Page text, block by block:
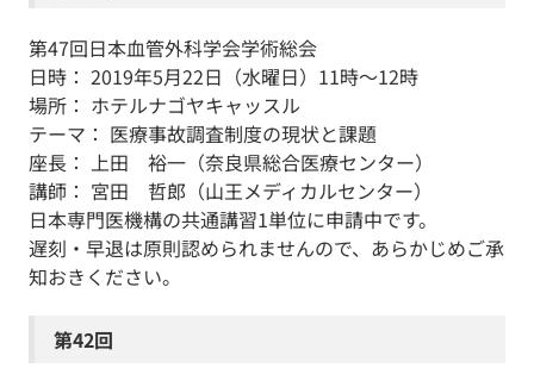
第47回日本血管外科学会学術総会
日時： 2019年5月22日（水曜日）11時～12時
場所： ホテルナゴヤキャッスル
テーマ： 医療事故調査制度の現状と課題
座長： 上田 裕一（奈良県総合医療センター）
講師： 宮田 哲郎（山王メディカルセンター）
日本専門医機構の共通講習1単位に申請中です。
遅刻・早退は原則認められませんので、あらかじめご承
知おきください。
第42回